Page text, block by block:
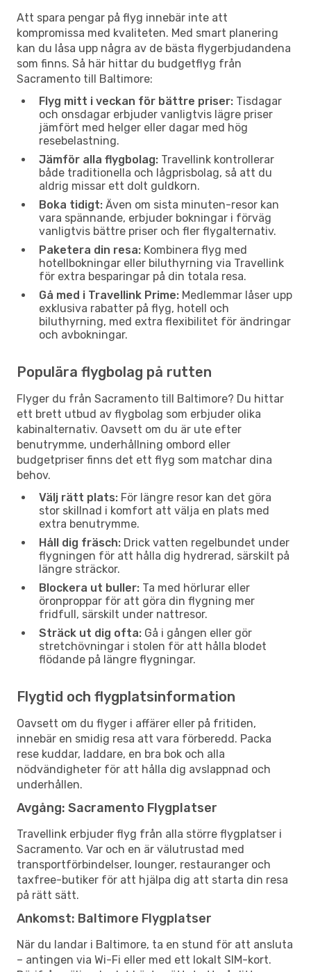
Att spara pengar på flyg innebär inte att
kompromissa med kvaliteten. Med smart planering
kan du låsa upp några av de bästa flygerbjudandena
som finns. Så här hittar du budgetflyg från
Sacramento till Baltimore:
Flyg mitt i veckan för bättre priser: Tisdagar
och onsdagar erbjuder vanligtvis lägre priser
jämfört med helger eller dagar med hög
resebelastning.
Jämför alla flygbolag: Travellink kontrollerar
både traditionella och lågprisbolag, så att du
aldrig missar ett dolt guldkorn.
Boka tidigt: Även om sista minuten-resor kan
vara spännande, erbjuder bokningar i förväg
vanligtvis bättre priser och fler flygalternativ.
Paketera din resa: Kombinera flyg med
hotellbokningar eller biluthyrning via Travellink
för extra besparingar på din totala resa.
Gå med i Travellink Prime: Medlemmar låser upp
exklusiva rabatter på flyg, hotell och
biluthyrning, med extra flexibilitet för ändringar
och avbokningar.
Populära flygbolag på rutten
Flyger du från Sacramento till Baltimore? Du hittar
ett brett utbud av flygbolag som erbjuder olika
kabinalternativ. Oavsett om du är ute efter
benutrymme, underhållning ombord eller
budgetpriser finns det ett flyg som matchar dina
behov.
Välj rätt plats: För längre resor kan det göra
stor skillnad i komfort att välja en plats med
extra benutrymme.
Håll dig fräsch: Drick vatten regelbundet under
flygningen för att hålla dig hydrerad, särskilt på
längre sträckor.
Blockera ut buller: Ta med hörlurar eller
öronproppar för att göra din flygning mer
fridfull, särskilt under nattresor.
Sträck ut dig ofta: Gå i gången eller gör
stretchövningar i stolen för att hålla blodet
flödande på längre flygningar.
Flygtid och flygplatsinformation
Oavsett om du flyger i affärer eller på fritiden,
innebär en smidig resa att vara förberedd. Packa
rese kuddar, laddare, en bra bok och alla
nödvändigheter för att hålla dig avslappnad och
underhållen.
Avgång: Sacramento Flygplatser
Travellink erbjuder flyg från alla större flygplatser i
Sacramento. Var och en är välutrustad med
transportförbindelser, lounger, restauranger och
taxfree-butiker för att hjälpa dig att starta din resa
på rätt sätt.
Ankomst: Baltimore Flygplatser
När du landar i Baltimore, ta en stund för att ansluta
– antingen via Wi-Fi eller med ett lokalt SIM-kort.